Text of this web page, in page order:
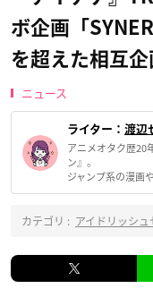
ボ企画「
を超えた相互
ニュース
ライター： 渡辺
アニメオタク歴20
ン』。
ジャンプ系の漫画
カテゴリ : アイドリッシュ